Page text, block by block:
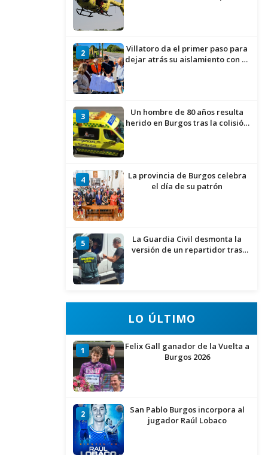
2
Villatoro da el primer paso para
dejar atrás su aislamiento con el
3
Un hombre de 80 años resulta
herido en Burgos tras la colisión
4
La provincia de Burgos celebra
el día de su patrón
5
La Guardia Civil desmonta la
versión de un repartidor tras
LO ÚLTIMO
1
Felix Gall ganador de la Vuelta a
Burgos 2026
2
San Pablo Burgos incorpora al
jugador Raúl Lobaco